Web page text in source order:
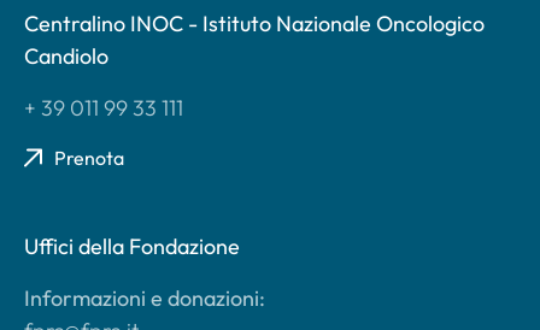
Centralino INOC - Istituto Nazionale Oncologico
Candiolo
+ 39 011 99 33 111
Prenota
Uffici della Fondazione
Informazioni e donazioni: